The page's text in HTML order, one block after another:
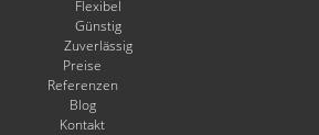
Flexibel
Günstig
Zuverlässig
Preise
Referenzen
Blog
Kontakt